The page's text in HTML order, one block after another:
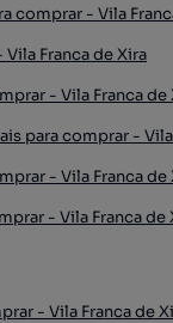
comprar - Vila
Franca de Xira
- Vila Franca de
para comprar - Vila
- Vila Franca de
- Vila Franca de
- Vila Franca de